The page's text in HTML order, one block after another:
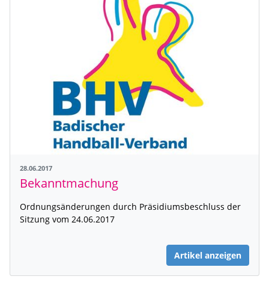
28.06.2017
Bekanntmachung
Ordnungsänderungen durch Präsidiumsbeschluss der
Sitzung vom 24.06.2017
Artikel anzeigen